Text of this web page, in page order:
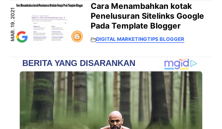
MAR. 19, 2021
Cara Menambahkan kotak
Penelusuran Sitelinks Google
Pada Template Blogger
DIGITAL MARKETINGTIPS BLOGGER